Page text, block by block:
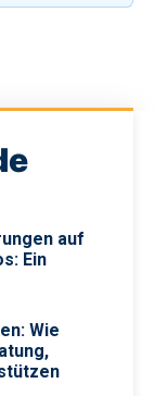
auf
Ein
Wie